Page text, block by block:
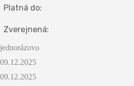
Platná do:
Zverejnená:
jednorázovo
09.12.2025
09.12.2025